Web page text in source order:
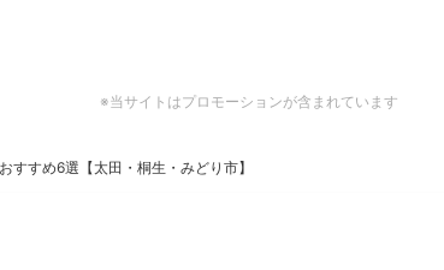
※当サイトはプロモーションが含まれています
すすめ6選【太田・桐生・みどり市】